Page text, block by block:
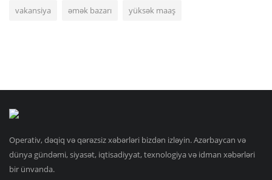
vakansiya əmək bazarı yüksək maaş
Operativ, dəqiq və qərəzsiz xəbərləri bizdən izləyin. Azərbaycan və
dünya gündəmi, siyasət, iqtisadiyyat, texnologiya və idman xəbərləri
bir ünvanda.